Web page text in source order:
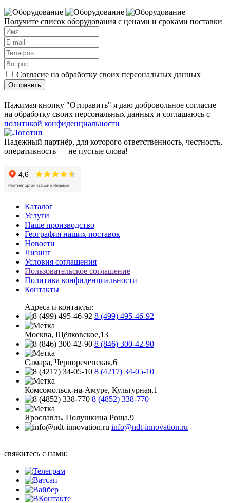
Получите список оборудования с ценами и сроками поставки
Согласие на обработку своих персональных данных
Отправить
Нажимая кнопку "Отправить" я даю добровольное согласие
на обработку своих персональных данных и соглашаюсь с
политикой конфиденциальности
Надежный партнёр, для которого ответственность, честность,
оперативность — не пустые слова!
Каталог
Услуги
Наше производство
География наших поставок
Новости
Лизинг
Условия соглашения
Пользовательское соглашение
Политика конфиденциальности
Контакты
Адреса и контакты:
8 (499) 495-46-92
Москва, Щёлковское,13
8 (846) 300-42-90
Самара, Чернореченская,6
8 (4217) 34-05-10
Комсомольск-на-Амуре, Культурная,1
8 (4852) 338-770
Ярославль, Полушкина Роща,9
info@ndt-innovation.ru
свяжитесь с нами: